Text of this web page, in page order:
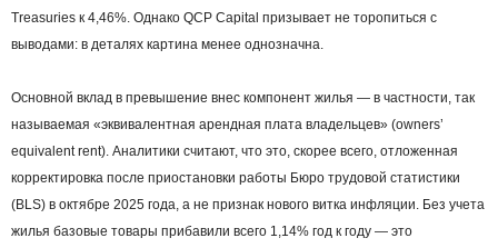
Treasuries к 4,46%. Однако QCP Capital призывает не торопиться с
выводами: в деталях картина менее однозначна.
Основной вклад в превышение внес компонент жилья — в частности, так
называемая «эквивалентная арендная плата владельцев» (owners’
equivalent rent). Аналитики считают, что это, скорее всего, отложенная
корректировка после приостановки работы Бюро трудовой статистики
(BLS) в октябре 2025 года, а не признак нового витка инфляции. Без учета
жилья базовые товары прибавили всего 1,14% год к году — это